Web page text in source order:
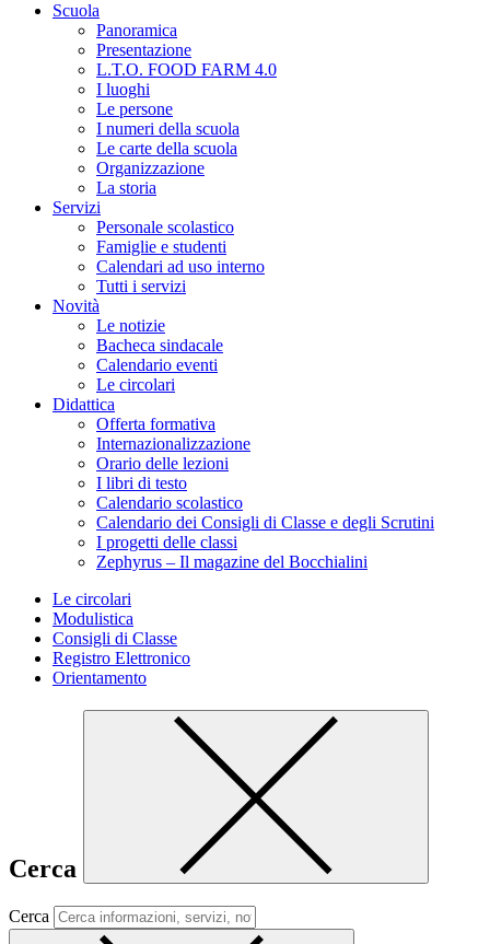
Scuola
Panoramica
Presentazione
L.T.O. FOOD FARM 4.0
I luoghi
Le persone
I numeri della scuola
Le carte della scuola
Organizzazione
La storia
Servizi
Personale scolastico
Famiglie e studenti
Calendari ad uso interno
Tutti i servizi
Novità
Le notizie
Bacheca sindacale
Calendario eventi
Le circolari
Didattica
Offerta formativa
Internazionalizzazione
Orario delle lezioni
I libri di testo
Calendario scolastico
Calendario dei Consigli di Classe e degli Scrutini
I progetti delle classi
Zephyrus – Il magazine del Bocchialini
Le circolari
Modulistica
Consigli di Classe
Registro Elettronico
Orientamento
Cerca
Cerca